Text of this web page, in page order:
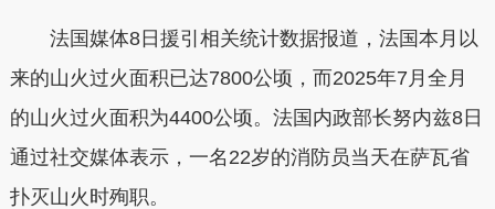
法国媒体8日援引相关统计数据报道，法国本月以
来的山火过火面积已达7800公顷，而2025年7月全月
的山火过火面积为4400公顷。法国内政部长努内兹8日
通过社交媒体表示，一名22岁的消防员当天在萨瓦省
扑灭山火时殉职。